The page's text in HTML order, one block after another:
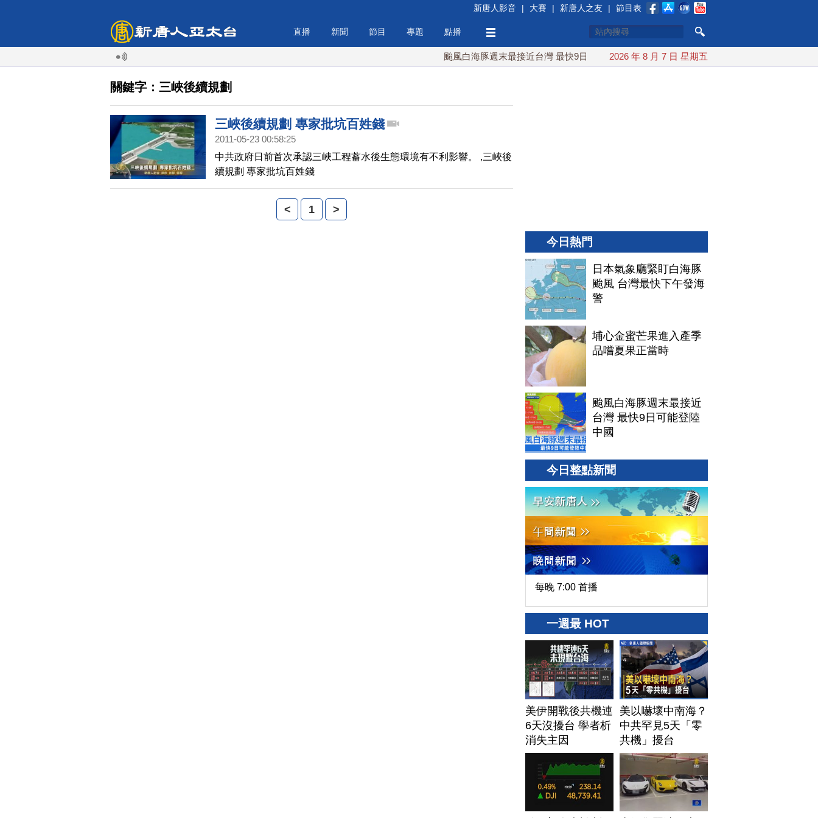
新唐人影音 | 大賽 | 新唐人之友 | 節目表
直播 新聞 節目 專題 點播
颱風白海豚週末最接近台灣 最快9日可能登陸中國 台灣漢光首結合城鎮演習 AIT連續發文
2026 年 8 月 7 日 星期五
關鍵字：三峽後續規劃
三峽後續規劃 專家批坑百姓錢
2011-05-23 00:58:25
中共政府日前首次承認三峽工程蓄水後生態環境有不利影響。 ,三峽後
續規劃 專家批坑百姓錢
< 1 >
今日熱門
日本氣象廳緊盯白海豚
颱風 台灣最快下午發海
警
埔心金蜜芒果進入產季
品嚐夏果正當時
颱風白海豚週末最接近
台灣 最快9日可能登陸
中國
今日整點新聞
每晚 7:00 首播
一週最 HOT
美伊開戰後共機連
6天沒擾台 學者析
消失主因
美以嚇壞中南海？
中共罕見5天「零
共機」擾台